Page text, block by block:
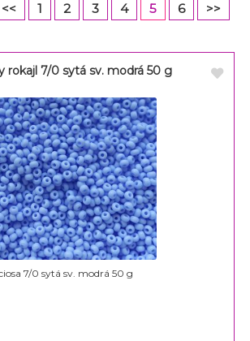
<< 1 2 3 4 5 6 >>
rokajl 7/0 sytá sv. modrá 50 g
7/0 sytá sv. modrá 50 g